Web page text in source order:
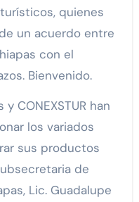
quienes
un acuerdo entre
con el
Bienvenido.
CONEXSTUR han
los variados
sus productos
de
Lic. Guadalupe